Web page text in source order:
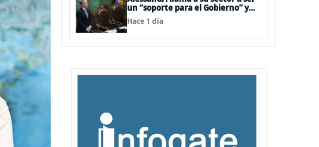
un “soporte para el Gobierno” y
evitar peleas internas tras disputa
Squella-Pavez
Hace 1 día